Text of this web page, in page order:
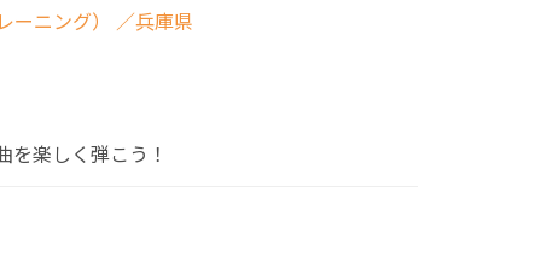
ニング） ／兵庫県
を楽しく弾こう！